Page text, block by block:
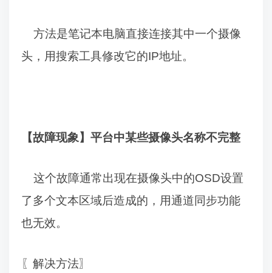
方法是笔记本电脑直接连接其中一个摄像
头，用搜索工具修改它的IP地址。
【故障现象】平台中某些摄像头名称不完整
这个故障通常出现在摄像头中的OSD设置
了多个文本区域后造成的，用通道同步功能
也无效。
〖解决方法〗